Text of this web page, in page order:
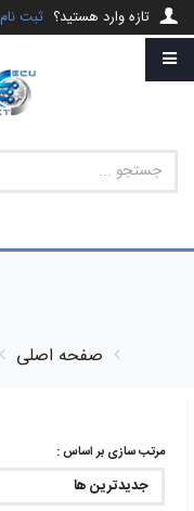
تازه وارد هستید؟ ثبت نام
صفحه اصلی
مرتب سازی بر اساس :
جدیدترین ها